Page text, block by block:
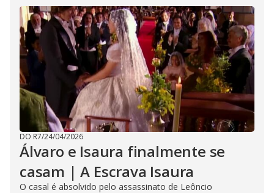
DO R7/24/04/2026
Álvaro e Isaura finalmente se
casam | A Escrava Isaura
O casal é absolvido pelo assassinato de Leôncio